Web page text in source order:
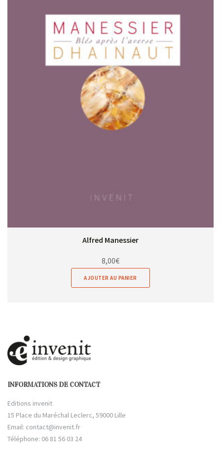
Alfred Manessier
8,00€
AJOUTER AU PANIER
INFORMATIONS DE CONTACT
Editions invenit
15 Place du Maréchal Leclerc, 59000 Lille
Email: contact@invenit.fr
Téléphone: 06 81 56 03 24